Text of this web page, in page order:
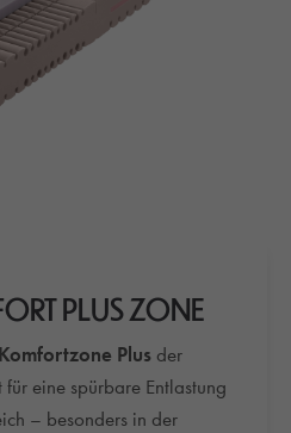
PLUS ZONE
Plusder
eine spürbare Entlastung
– besonders in der